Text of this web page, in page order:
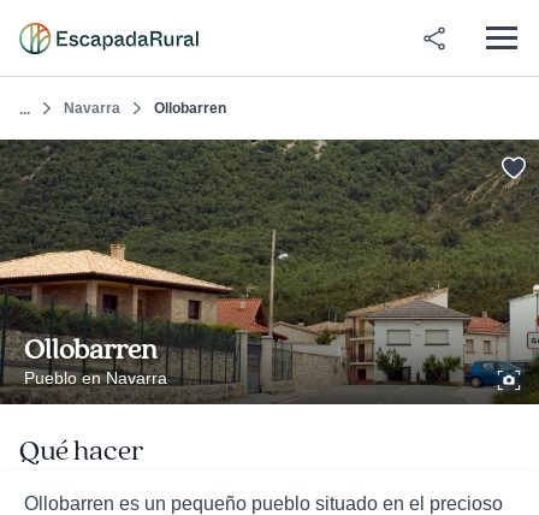
... Navarra Ollobarren
Ollobarren
Pueblo en Navarra
Qué hacer
Ollobarren es un pequeño pueblo situado en el precioso